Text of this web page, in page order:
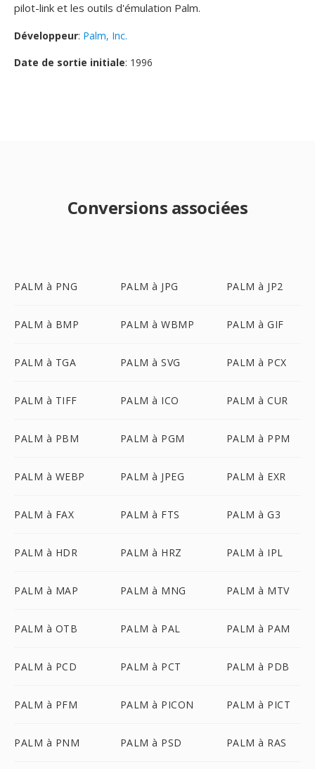
pilot-link et les outils d'émulation Palm.
Développeur: Palm, Inc.
Date de sortie initiale: 1996
Conversions associées
PALM à PNG PALM à JPG PALM à JP2
PALM à BMP PALM à WBMP PALM à GIF
PALM à TGA PALM à SVG PALM à PCX
PALM à TIFF PALM à ICO PALM à CUR
PALM à PBM PALM à PGM PALM à PPM
PALM à WEBP PALM à JPEG PALM à EXR
PALM à FAX PALM à FTS PALM à G3
PALM à HDR PALM à HRZ PALM à IPL
PALM à MAP PALM à MNG PALM à MTV
PALM à OTB PALM à PAL PALM à PAM
PALM à PCD PALM à PCT PALM à PDB
PALM à PFM PALM à PICON PALM à PICT
PALM à PNM PALM à PSD PALM à RAS